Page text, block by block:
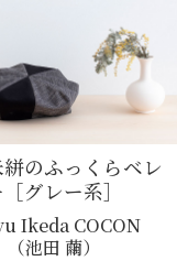
のふっくらベレ
グレー系］
Ikeda COCON
（池田 繭）